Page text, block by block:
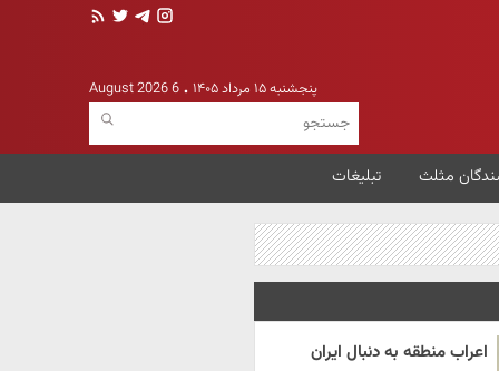
پنجشنبه ۱۵ مرداد ۱۴۰۵ 6 August 2026
مثلث تبلیغات
اعراب منطقه به دنبال ایران